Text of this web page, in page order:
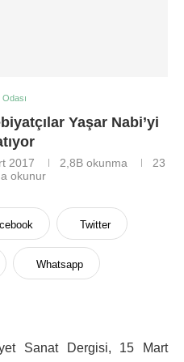
Yaşar Nabi’yi
2017 2,8B okunma
23
okunur
Twitter
Whatsapp
Sanat Dergisi, 15 Mart